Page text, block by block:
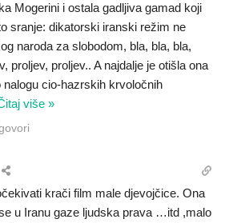
Mogerini i ostala gadljiva gamad koji
sranje: dikatorski iranski režim ne
naroda za slobodom, bla, bla, bla,
proljev, proljev.. A najdalje je otišla ona
nalogu cio-hazrskih krvoločnih
više »
krači film male djevojčice. Ona
u Iranu gaze ljudska prava …itd ,malo